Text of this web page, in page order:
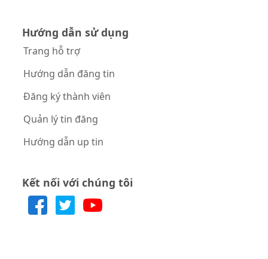
Hướng dẫn sử dụng
Trang hỗ trợ
Hướng dẫn đăng tin
Đăng ký thành viên
Quản lý tin đăng
Hướng dẫn up tin
Kết nối với chúng tôi